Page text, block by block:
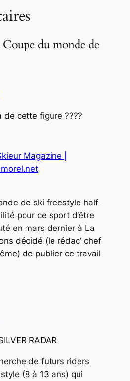
Coupe du monde de
de cette figure ????
Magazine |
de ski freestyle half-
pour ce sport d’être
en mars dernier à La
décidé (le rédac’ chef
de publier ce travail
RADAR
de futurs riders
(8 à 13 ans) qui